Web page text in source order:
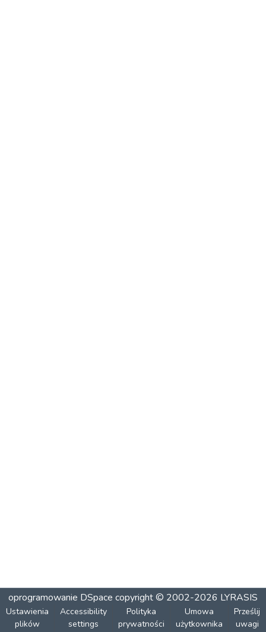
oprogramowanie DSpace copyright © 2002-2026 LYRASIS
Ustawienia
plików
Accessibility
settings
Polityka
prywatności
Umowa
użytkownika
Prześlij
uwagi